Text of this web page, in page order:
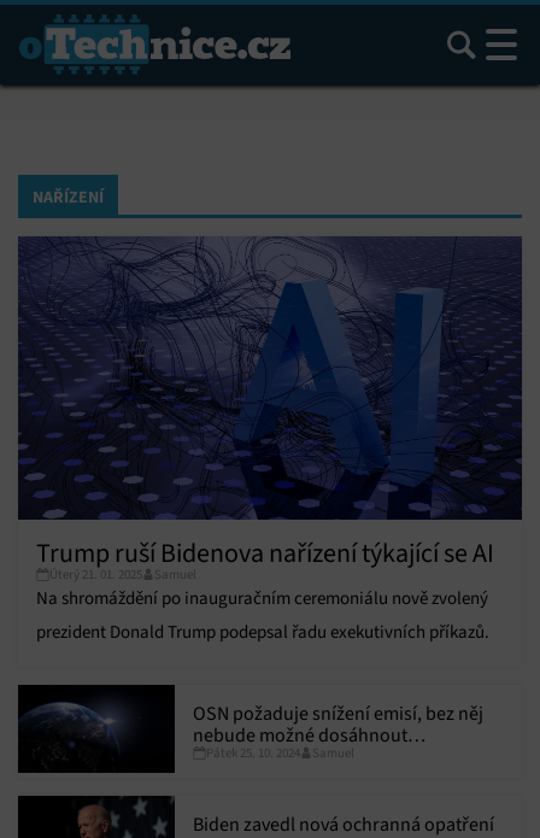
Hledat
NAŘÍZENÍ
Trump ruší Bidenova nařízení týkající se AI
Úterý 21. 01. 2025 Samuel
Na shromáždění po inauguračním ceremoniálu nově zvolený
prezident Donald Trump podepsal řadu exekutivních příkazů.
OSN požaduje snížení emisí, bez něj
nebude možné dosáhnout
klimatického cíle
Pátek 25. 10. 2024 Samuel
Biden zavedl nová ochranná opatření